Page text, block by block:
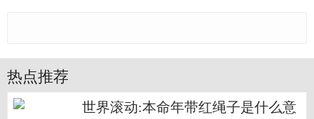
热点推荐
世界滚动:本命年带红绳子是什么意